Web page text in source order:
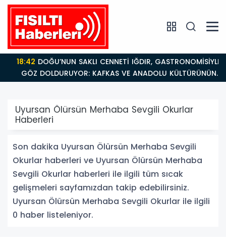
18:42DOĞU’NUN SAKLI CENNETİ IĞDIR, GASTRONOMİSİYLE
GÖZ DOLDURUYOR: KAFKAS VE ANADOLU KÜLTÜRÜNÜN
BULUŞMA NOKTASI
Uyursan Ölürsün Merhaba Sevgili Okurlar
Haberleri
Son dakika Uyursan Ölürsün Merhaba Sevgili
Okurlar haberleri ve Uyursan Ölürsün Merhaba
Sevgili Okurlar haberleri ile ilgili tüm sıcak
gelişmeleri sayfamızdan takip edebilirsiniz.
Uyursan Ölürsün Merhaba Sevgili Okurlar ile ilgili
0 haber listeleniyor.